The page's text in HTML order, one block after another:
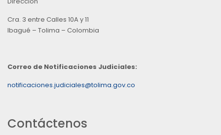
Cra. 3 entre Calles 10A y 11
Ibagué – Tolima – Colombia
Correo de Notificaciones Judiciales:
notificaciones.judiciales@tolima.gov.co
Contáctenos